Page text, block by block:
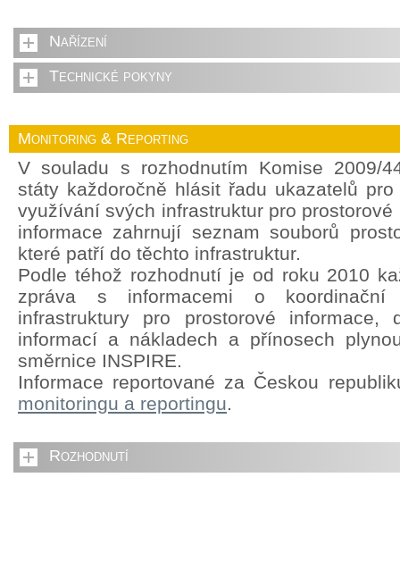
Nařízení
Technické pokyny
Monitoring & Reporting
V souladu s rozhodnutím Komise 2009/
státy každoročně hlásit řadu ukazatelů
využívání svých infrastruktur pro
informace zahrnují seznam souborů
které patří do těchto infrastruktur.
Podle téhož rozhodnutí je od roku 2010
zpráva s informacemi o koordinační
infrastruktury pro prostorové informace,
informací a nákladech a přínosech
směrnice INSPIRE.
Informace reportované za Českou
monitoringu a reportingu.
Rozhodnutí